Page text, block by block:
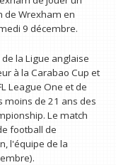
de Wrexham en
9 décembre.
la Ligue anglaise
à la Carabao Cup et
League One et de
moins de 21 ans des
Le match
football de
l'équipe de la